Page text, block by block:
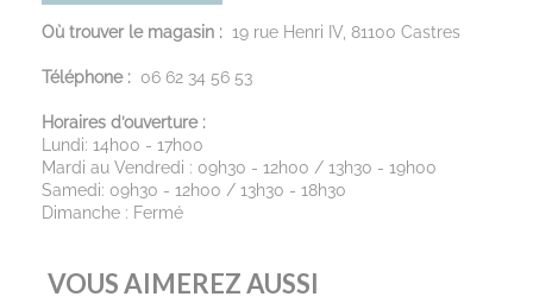
Où trouver le magasin : 19 rue Henri IV, 81100 Castres
Téléphone : 06 62 34 56 53
Horaires d’ouverture :
Lundi: 14h00 - 17h00
Mardi au Vendredi : 09h30 - 12h00 / 13h30 - 19h00
Samedi: 09h30 - 12h00 / 13h30 - 18h30
Dimanche : Fermé
VOUS AIMEREZ AUSSI